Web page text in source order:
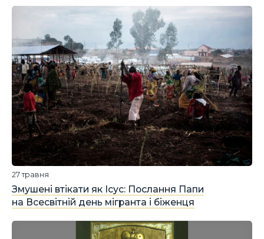
Змушені втікати як Ісус: Послання Папи
на Всесвітній день мігранта і біженця
27 травня